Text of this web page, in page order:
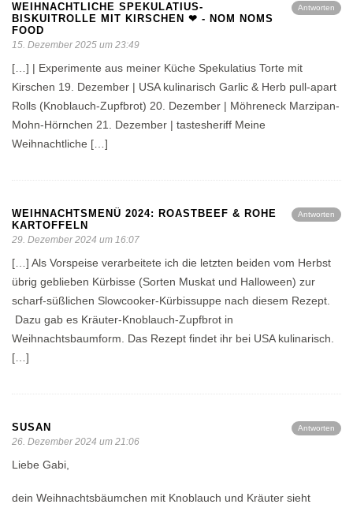
Antworten
WEIHNACHTLICHE SPEKULATIUS-
BISKUITROLLE MIT KIRSCHEN ❤ - NOM NOMS
FOOD
15. Dezember 2025 um 23:49
[…] | Experimente aus meiner Küche Spekulatius Torte mit
Kirschen 19. Dezember | USA kulinarisch Garlic & Herb pull-apart
Rolls (Knoblauch-Zupfbrot) 20. Dezember | Möhreneck Marzipan-
Mohn-Hörnchen 21. Dezember | tastesheriff Meine
Weihnachtliche […]
Antworten
WEIHNACHTSMENÜ 2024: ROASTBEEF & ROHE
KARTOFFELN
29. Dezember 2024 um 16:07
[…] Als Vorspeise verarbeitete ich die letzten beiden vom Herbst
übrig geblieben Kürbisse (Sorten Muskat und Halloween) zur
scharf-süßlichen Slowcooker-Kürbissuppe nach diesem Rezept.
Dazu gab es Kräuter-Knoblauch-Zupfbrot in
Weihnachtsbaumform. Das Rezept findet ihr bei USA kulinarisch.
[…]
Antworten
SUSAN
26. Dezember 2024 um 21:06
Liebe Gabi,
dein Weihnachtsbäumchen mit Knoblauch und Kräuter sieht